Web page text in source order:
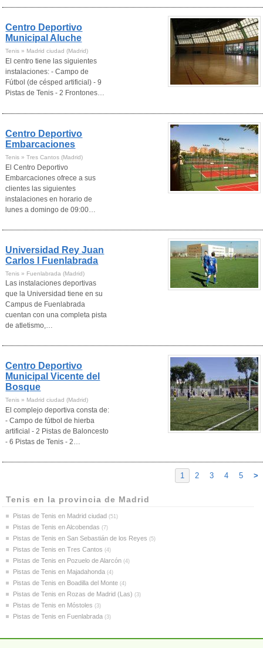
Centro Deportivo
Municipal Aluche
Tenis » Madrid ciudad (Madrid)
El centro tiene las siguientes
instalaciones: - Campo de
Fútbol (de césped artificial) - 9
Pistas de Tenis - 2 Frontones…
Centro Deportivo
Embarcaciones
Tenis » Tres Cantos (Madrid)
El Centro Deportivo
Embarcaciones ofrece a sus
clientes las siguientes
instalaciones en horario de
lunes a domingo de 09:00…
Universidad Rey Juan
Carlos I Fuenlabrada
Tenis » Fuenlabrada (Madrid)
Las instalaciones deportivas
que la Universidad tiene en su
Campus de Fuenlabrada
cuentan con una completa pista
de atletismo,…
Centro Deportivo
Municipal Vicente del
Bosque
Tenis » Madrid ciudad (Madrid)
El complejo deportiva consta de:
- Campo de fútbol de hierba
artificial - 2 Pistas de Baloncesto
- 6 Pistas de Tenis - 2…
1 2 3 4 5 >
Tenis en la provincia de Madrid
Pistas de Tenis en Madrid ciudad (51)
Pistas de Tenis en Alcobendas (7)
Pistas de Tenis en San Sebastián de los Reyes (5)
Pistas de Tenis en Tres Cantos (4)
Pistas de Tenis en Pozuelo de Alarcón (4)
Pistas de Tenis en Majadahonda (4)
Pistas de Tenis en Boadilla del Monte (4)
Pistas de Tenis en Rozas de Madrid (Las) (3)
Pistas de Tenis en Móstoles (3)
Pistas de Tenis en Fuenlabrada (3)